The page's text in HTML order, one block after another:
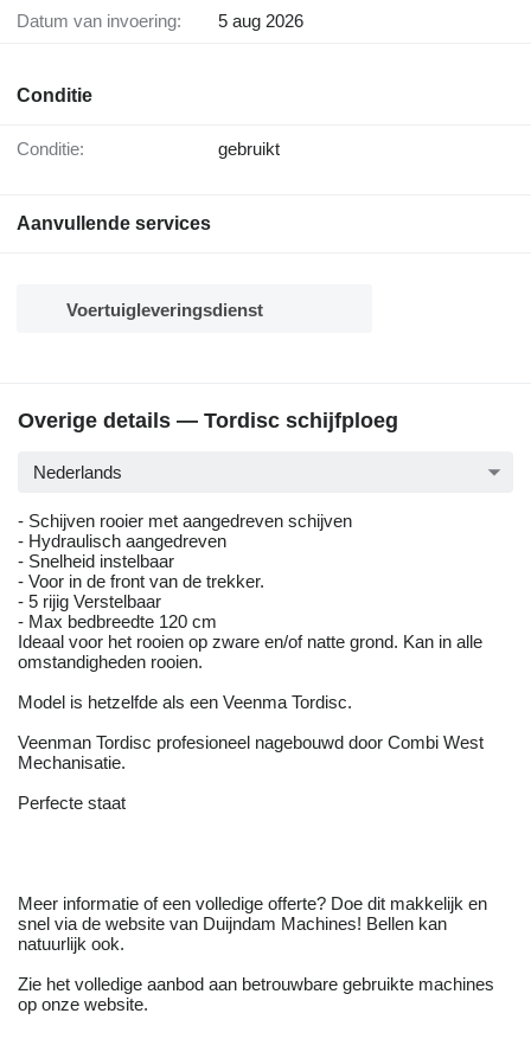
Datum van invoering: 5 aug 2026
Conditie
Conditie: gebruikt
Aanvullende services
Voertuigleveringsdienst
Overige details — Tordisc schijfploeg
Nederlands
- Schijven rooier met aangedreven schijven
- Hydraulisch aangedreven
- Snelheid instelbaar
- Voor in de front van de trekker.
- 5 rijig Verstelbaar
- Max bedbreedte 120 cm
Ideaal voor het rooien op zware en/of natte grond. Kan in alle
omstandigheden rooien.
Model is hetzelfde als een Veenma Tordisc.
Veenman Tordisc profesioneel nagebouwd door Combi West
Mechanisatie.
Perfecte staat
Meer informatie of een volledige offerte? Doe dit makkelijk en
snel via de website van Duijndam Machines! Bellen kan
natuurlijk ook.
Zie het volledige aanbod aan betrouwbare gebruikte machines
op onze website.